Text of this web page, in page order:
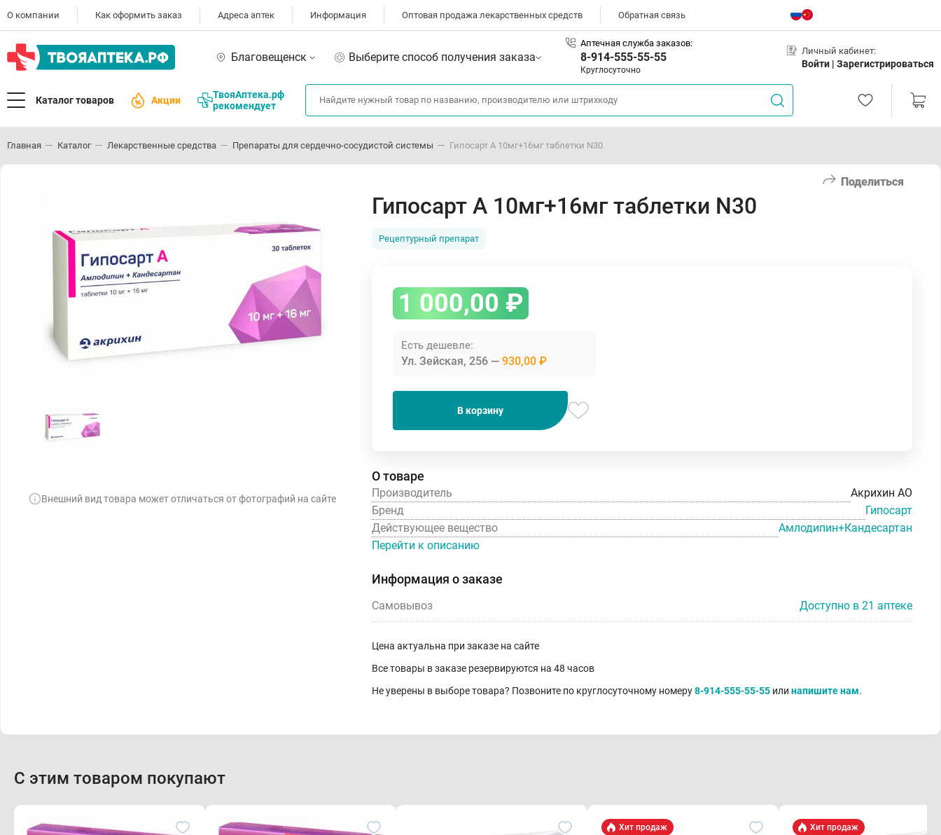
О компании Как оформить заказ Адреса аптек Информация Оптовая продажа лекарственных средств Обратная связь
Благовещенск Выберите способ получения заказа
Аптечная служба заказов:
8-914-555-55-55
Круглосуточно
Личный кабинет:
Войти | Зарегистрироваться
Каталог товаров Акции
ТвояАптека.рф
рекомендует
Главная Каталог Лекарственные средства Препараты для сердечно-сосудистой системы Гипосарт А 10мг+16мг таблетки N30
Поделиться
Внешний вид товара может отличаться от фотографий на сайте
Гипосарт А 10мг+16мг таблетки N30
Рецептурный препарат
1 000,00 ₽
Есть дешевле:
Ул. Зейская, 256 930,00 ₽
В корзину
О товаре
Производитель
Акрихин АО
Бренд
Гипосарт
Действующее вещество
Амлодипин+Кандесартан
Перейти к описанию
Информация о заказе
Самовывоз Доступно в 21 аптеке
Цена актуальна при заказе на сайте
Все товары в заказе резервируются на 48 часов
Не уверены в выборе товара? Позвоните по круглосуточному номеру8-914-555-55-55 или напишите нам.
С этим товаром покупают
Хит продаж Хит продаж